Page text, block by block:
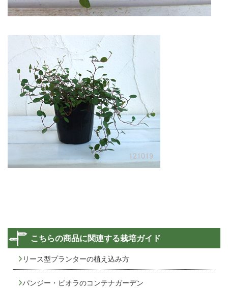
こちらの商品に関連する栽培ガイド
リース型プランターの植え込み方
パンジー・ビオラのコンテナガーデン